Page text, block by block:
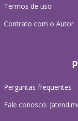
Termos de uso
Contrato com o Autor
Perguntas frequentes
Fale conosco: